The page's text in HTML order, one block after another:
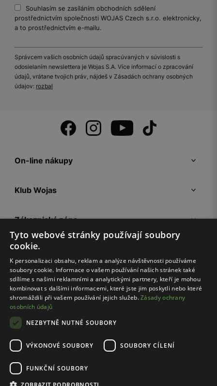
Souhlasím se zasíláním obchodních sdělení
prostřednictvím společnosti WOJAS Czech s.r.o. elektronicky,
a to prostřednictvím e-mailu.
Správcem vašich osobních údajů spracúvaných v súvislosti s
odosielaním newslettera je Wojas S.A. Více informací o zpracování
údajů, vrátane tvojich práv, nájdeš v Zásadách ochrany osobných
údajov: rozbal
On-line nákupy
Klub Wojas
Zákaznická zóna
Společnost Wojas
Rady
Pravidla e-shopu
Zásady ochrany osobních údajů
Nastavení cookies
Tyto webové stránky používají soubory
cookie.
K personalizaci obsahu, reklam a analýze návštěvnosti používáme
soubory cookie. Informace o vašem používání našich stránek také
sdílíme s našimi reklamními a analytickými partnery, kteří je mohou
kombinovat s dalšími informacemi, které jste jim poskytli nebo které
shromáždili při vašem používání jejich služeb.Zásady ochrany
osobních údajů
NEZBYTNĚ NUTNÉ SOUBORY
VÝKONOVÉ SOUBORY SOUBORY CÍLENÍ
FUNKČNÍ SOUBORY